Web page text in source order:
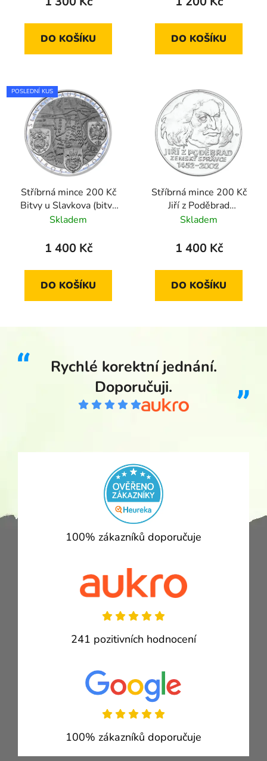
DO KOŠÍKU DO KOŠÍKU
POSLEDNÍ KUS
Stříbrná mince 200 Kč
Bitvy u Slavkova (bitva
tří císařů) 2005
Skladem
1 400 Kč
DO KOŠÍKU
Stříbrná mince 200 Kč
Jiří z Poděbrad
ustanoven zemským
standard
Skladem
1 400 Kč
DO KOŠÍKU
Rychlé korektní jednání.
Doporučuji.
100% zákazníků doporučuje
241 pozitivních hodnocení
100% zákazníků doporučuje